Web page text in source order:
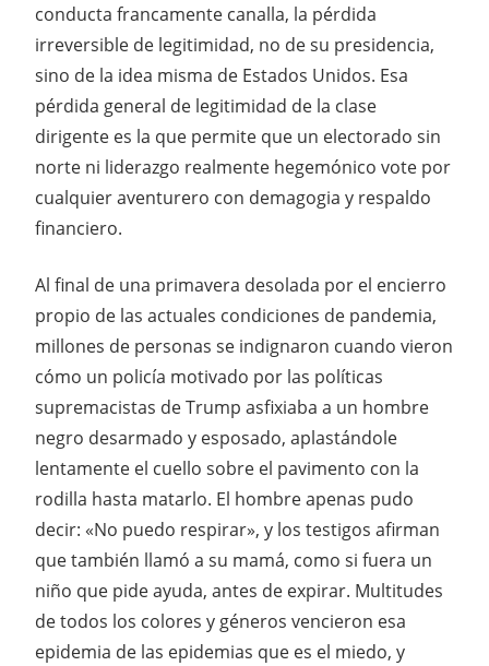
conducta francamente canalla, la pérdida
irreversible de legitimidad, no de su presidencia,
sino de la idea misma de Estados Unidos. Esa
pérdida general de legitimidad de la clase
dirigente es la que permite que un electorado sin
norte ni liderazgo realmente hegemónico vote por
cualquier aventurero con demagogia y respaldo
financiero.
Al final de una primavera desolada por el encierro
propio de las actuales condiciones de pandemia,
millones de personas se indignaron cuando vieron
cómo un policía motivado por las políticas
supremacistas de Trump asfixiaba a un hombre
negro desarmado y esposado, aplastándole
lentamente el cuello sobre el pavimento con la
rodilla hasta matarlo. El hombre apenas pudo
decir: «No puedo respirar», y los testigos afirman
que también llamó a su mamá, como si fuera un
niño que pide ayuda, antes de expirar. Multitudes
de todos los colores y géneros vencieron esa
epidemia de las epidemias que es el miedo, y